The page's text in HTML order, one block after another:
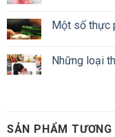
Một số thực
Những loại
SẢN PHẨM